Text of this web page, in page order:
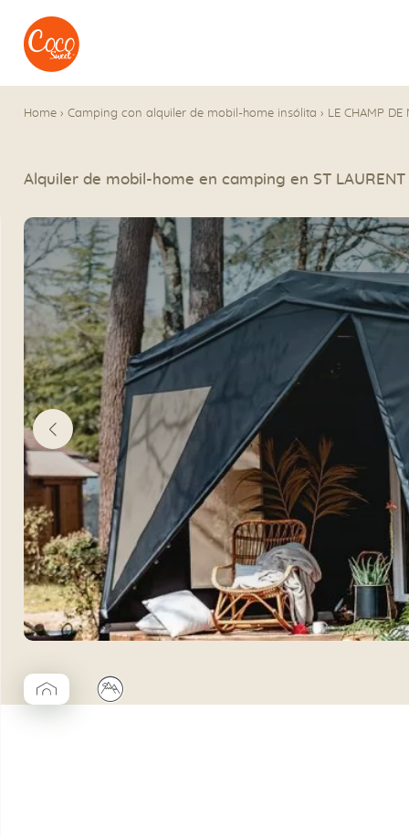
Ir al menú
Ir a los contenidos
Home › Camping con alquiler de mobil-home insólita › LE CHAMP DE
Alquiler de mobil-home en camping en ST LAURENT
▱Coco Cabane
⛰